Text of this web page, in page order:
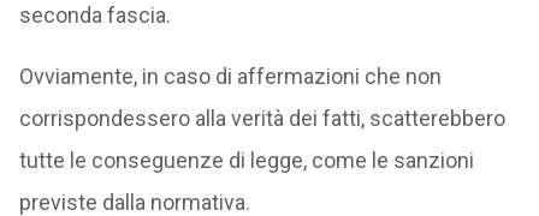
seconda fascia.
Ovviamente, in caso di affermazioni che non
corrispondessero alla verità dei fatti, scatterebbero
tutte le conseguenze di legge, come le sanzioni
previste dalla normativa.